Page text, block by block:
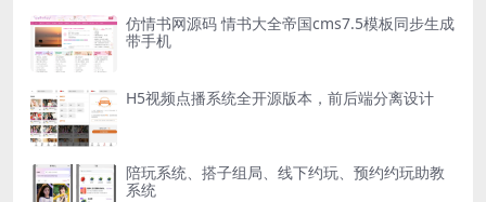
仿情书网源码 情书大全帝国cms7.5模板同步生成
带手机
H5视频点播系统全开源版本，前后端分离设计
陪玩系统、搭子组局、线下约玩、预约约玩助教
系统